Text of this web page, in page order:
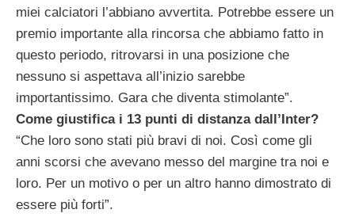
miei calciatori l’abbiano avvertita. Potrebbe essere un
premio importante alla rincorsa che abbiamo fatto in
questo periodo, ritrovarsi in una posizione che
nessuno si aspettava all’inizio sarebbe
importantissimo. Gara che diventa stimolante”.
Come giustifica i 13 punti di distanza dall’Inter?
“Che loro sono stati più bravi di noi. Così come gli
anni scorsi che avevano messo del margine tra noi e
loro. Per un motivo o per un altro hanno dimostrato di
essere più forti”.